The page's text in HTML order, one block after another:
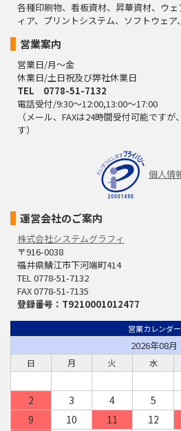
各種印刷物、看板資材、昇華資材、ウ
ィア、プリントシステム、ソフトウェ
営業案内
営業日/月～金
休業日/土日祝及び弊社休業日
TEL 0778-51-7132
電話受付/9:30～12:00,13:00～17:00
（メール、FAXは24時間受付可能です
す）
個人情
運営会社のご案内
株式会社システムグラフィ
〒916-0038
福井県鯖江市下河端町414
TEL 0778-51-7132
FAX 0778-51-7135
登録番号：T9210001012477
営業カレンダー
2026年08月
日 月 火 水
2
3 4 5
9
10 11 12